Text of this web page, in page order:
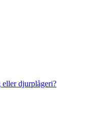
djurplågeri?